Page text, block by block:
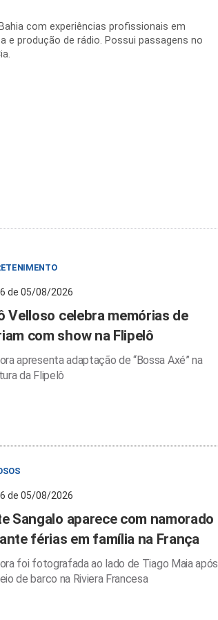
com experiências profissionais em
e produção de rádio. Possui passagens no
de 05/08/2026
Velloso celebra memórias de
com show na Flipelô
apresenta adaptação de “Bossa Axé” na
da Flipelô
de 05/08/2026
Sangalo aparece com namorado
férias em família na França
foi fotografada ao lado de Tiago Maia após
de barco na Riviera Francesa